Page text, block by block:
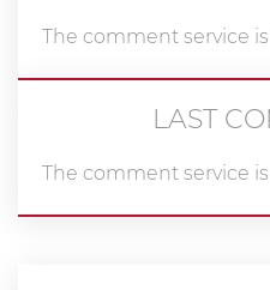
The comment service
LAST
The comment service